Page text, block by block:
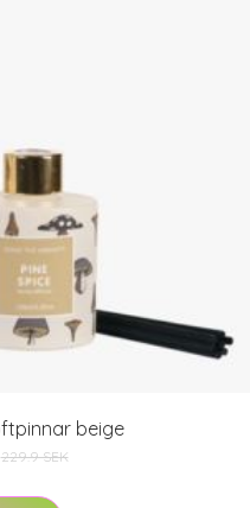
beige
229.9 SEK